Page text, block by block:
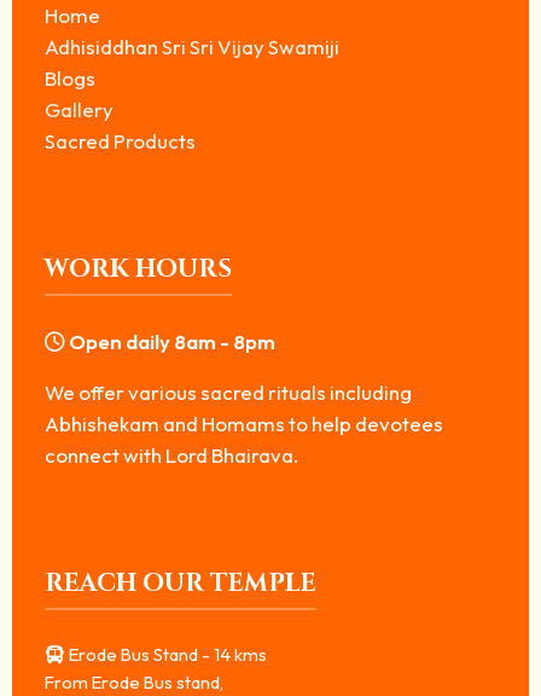
Home
Adhisiddhan Sri Sri Vijay Swamiji
Blogs
Gallery
Sacred Products
WORK HOURS
Open daily 8am - 8pm
We offer various sacred rituals including
Abhishekam and Homams to help devotees
connect with Lord Bhairava.
REACH OUR TEMPLE
Erode Bus Stand - 14 kms
From Erode Bus stand,